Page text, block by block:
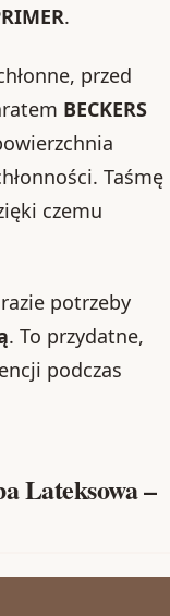
.
przed
BECKERS
Taśmę
czemu
potrzeby
. To przydatne,
podczas
Lateksowa –